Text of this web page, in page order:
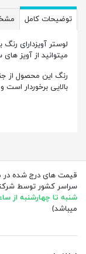
توضیحات کامل
لوستر آویزدارای
میتوانید از آویز
رنگ این محصول از
بالایی برخوردار
قیمت های درج شده در
سراسر کشور توسط
شنبه تا چهارشنبه از ساعت 9
میباشد)